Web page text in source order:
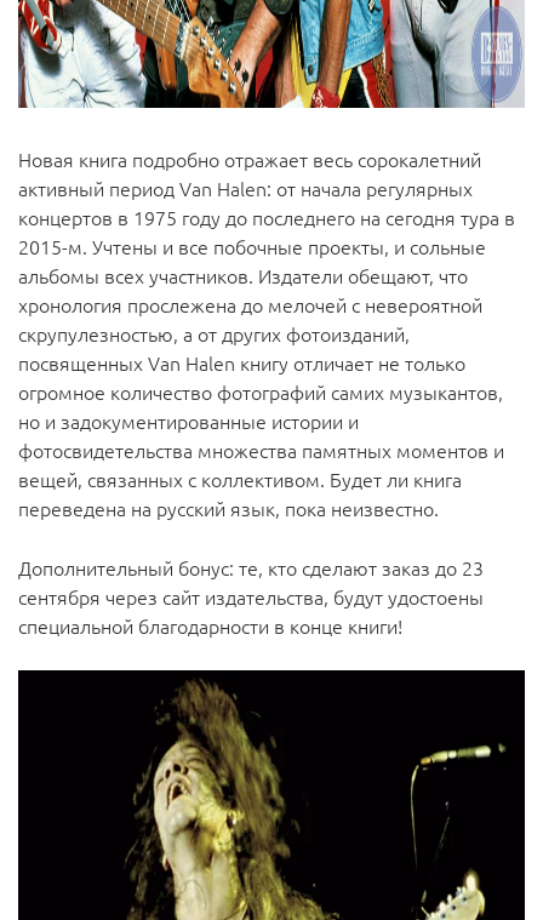
Новая книга подробно отражает весь сорокалетний
активный период Van Halen: от начала регулярных
концертов в 1975 году до последнего на сегодня тура в
2015-м. Учтены и все побочные проекты, и сольные
альбомы всех участников. Издатели обещают, что
хронология прослежена до мелочей с невероятной
скрупулезностью, а от других фотоизданий,
посвященных Van Halen книгу отличает не только
огромное количество фотографий самих музыкантов,
но и задокументированные истории и
фотосвидетельства множества памятных моментов и
вещей, связанных с коллективом. Будет ли книга
переведена на русский язык, пока неизвестно.
Дополнительный бонус: те, кто сделают заказ до 23
сентября через сайт издательства, будут удостоены
специальной благодарности в конце книги!